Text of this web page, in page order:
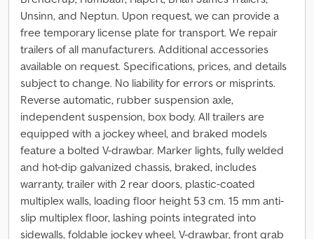
Unsinn, and Neptun. Upon request, we can provide a
free temporary license plate for transport. We repair
trailers of all manufacturers. Additional accessories
available on request. Specifications, prices, and details
subject to change. No liability for errors or misprints.
Reverse automatic, rubber suspension axle,
independent suspension, box body. All trailers are
equipped with a jockey wheel, and braked models
feature a bolted V-drawbar. Marker lights, fully welded
and hot-dip galvanized chassis, braked, includes
warranty, trailer with 2 rear doors, plastic-coated
multiplex walls, loading floor height 53 cm. 15 mm anti-
slip multiplex floor, lashing points integrated into
sidewalls, foldable jockey wheel, V-drawbar, front grab